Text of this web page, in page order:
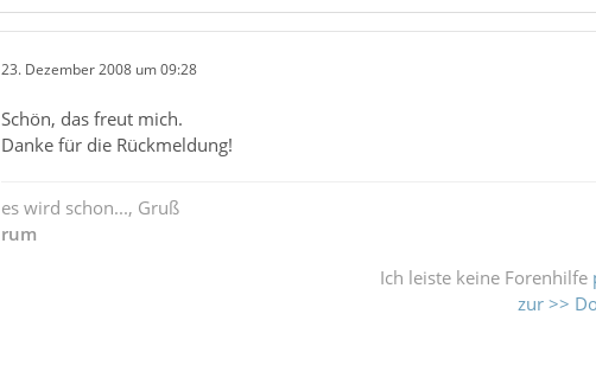
23. Dezember 2008 um 09:28
Schön, das freut mich.
Danke für die Rückmeldung!
es wird schon..., Gruß
rum
Ich leiste keine Forenhilfe
zur >>